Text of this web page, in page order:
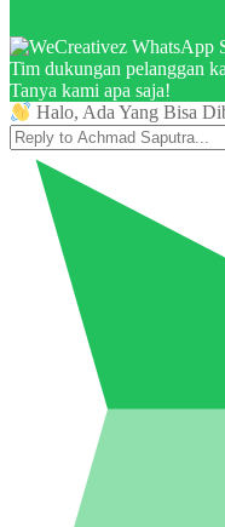
Tim dukungan pelanggan
Tanya kami apa saja!
Halo, Ada Yang Bisa